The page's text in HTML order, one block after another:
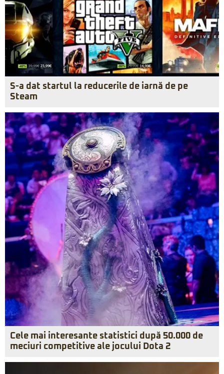
S-a dat startul la reducerile de iarnă de pe
Steam
Cele mai interesante statistici după 50.000 de
meciuri competitive ale jocului Dota 2